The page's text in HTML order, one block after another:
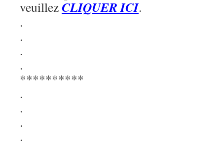
veuillezCLIQUER ICI.
.
.
.
.
**********
.
.
.
.